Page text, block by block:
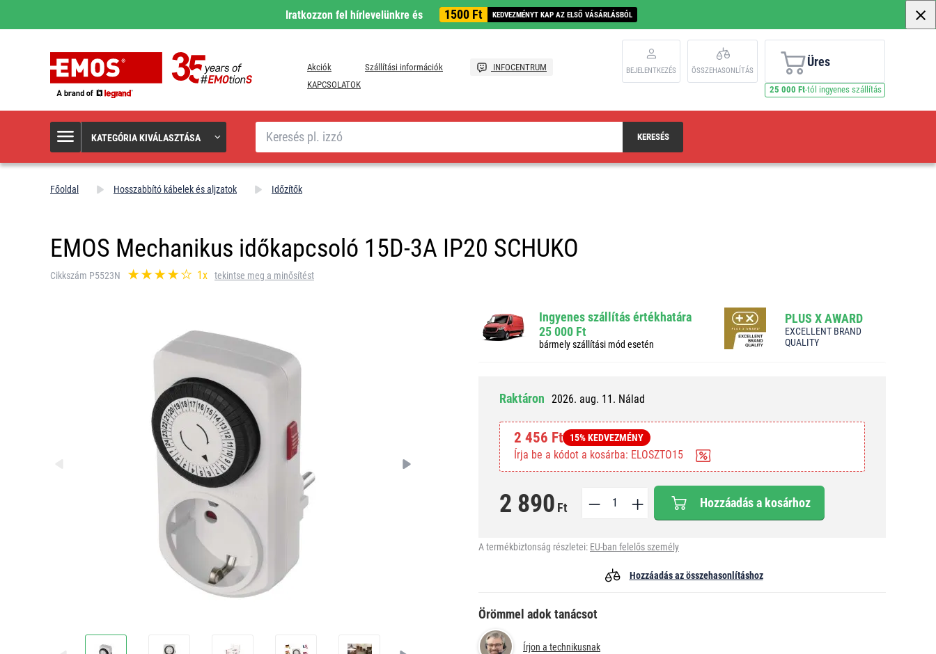
Iratkozzon fel hírlevelünkre és 1500 Ft KEDVEZMÉNYT KAP AZ ELSŐ VÁSÁRLÁSBÓL
Akciók Szállítási információk
INFOCENTRUM
KAPCSOLATOK
BEJELENTKEZÉS ÖSSZEHASONLÍTÁS
Üres
25 000 Ft-tól ingyenes szállítás
KATEGÓRIA KIVÁLASZTÁSA
Keresés
KERESÉS
Főoldal Hosszabbító kábelek és aljzatok Időzítők
EMOS Mechanikus időkapcsoló 15D-3A IP20 SCHUKO
Cikkszám P5523N 1x tekintse meg a minősítést
Ingyenes szállítás értékhatára
25 000 Ft
bármely szállítási mód esetén
PLUS X AWARD
EXCELLENT BRAND
QUALITY
Raktáron 2026. aug. 11. Nálad
2 456 Ft 15% KEDVEZMÉNY
Írja be a kódot a kosárba: ELOSZTO15
2 890 Ft Hozzáadás a kosárhoz
A termékbiztonság részletei: EU-ban felelős személy
Hozzáadás az összehasonlításhoz
Örömmel adok tanácsot
Írjon a technikusnak